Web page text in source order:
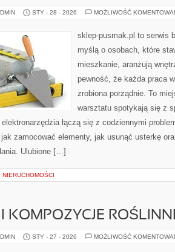
STY - 28 - 2026 MOŻLIWOŚĆ
sklep-pusmak.pl to serwis
myślą o osobach, które
mieszkanie, aranżują
pewność, że każda praca
zrobiona porządnie. To
warsztatu spotykają się z
łączą się z codziennymi
zamocować elementy, jak usunąć usterkę
Ulubione […]
NIERUCHOMOŚCI
KOMPOZYCJE
STY - 27 - 2026 MOŻLIWOŚĆ